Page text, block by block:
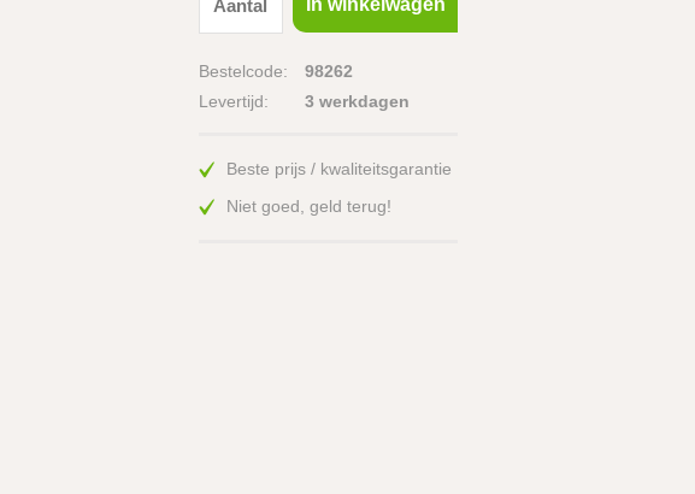
In winkelwagen
Bestelcode:
98262
Levertijd:
3 werkdagen
Beste prijs / kwaliteitsgarantie
Niet goed, geld terug!